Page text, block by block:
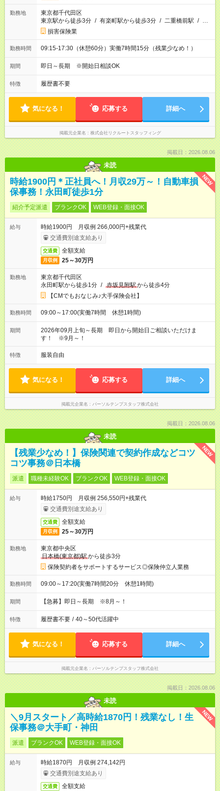
勤務地
東京都千代田区
東京駅から徒歩3分 / 有楽町駅から徒歩3分 / 二重橋前駅 / …
損害保険業
勤務時間 09:15-17:30（休憩60分）実働7時間15分（残業少なめ！）
期間 即日～長期 ※開始日相談OK
特徴 履歴書不要
気になる！ 応募する 詳細へ
掲載元企業名 株式会社リクルートスタッフィング
掲載日：2026.08.06
未読
NEW
時給1900円＊正社員へ！月収29万～！自動車損
保事務！永田町徒歩1分
紹介予定派遣 ブランクOK WEB登録・面接OK
給与
時給1900円 月収例 266,000円+残業代
交通費別途支給あり
交通費 全額支給
月収例 25～30万円
勤務地
東京都千代田区
永田町駅から徒歩1分 / 赤坂見附駅から徒歩4分
【CMでもおなじみ♪大手保険会社】
勤務時間 09:00～17:00(実働7時間 休憩1時間)
期間
2026年09月上旬～長期 即日から開始日ご相談いただけま
す！ ※9月～！
特徴 服装自由
気になる！ 応募する 詳細へ
掲載元企業名 パーソルテンプスタッフ株式会社
掲載日：2026.08.06
未読
NEW
【残業少なめ！】保険関連で契約作成などコツ
コツ事務＠日本橋
派遣 職種未経験OK ブランクOK WEB登録・面接OK
給与
時給1750円 月収例 256,550円+残業代
交通費別途支給あり
交通費 全額支給
月収例 25～30万円
勤務地
東京都中央区
日本橋(東京都)駅から徒歩3分
保険契約者をサポートするサービス◎保険仲立人業務
勤務時間 09:00～17:20(実働7時間20分 休憩1時間)
期間 【急募】即日～長期 ※8月～！
特徴 履歴書不要 / 40～50代活躍中
気になる！ 応募する 詳細へ
掲載元企業名 パーソルテンプスタッフ株式会社
掲載日：2026.08.06
未読
NEW
＼9月スタート／高時給1870円！残業なし！生
保事務＠大手町・神田
派遣 ブランクOK WEB登録・面接OK
給与
時給1870円 月収例 274,142円
交通費別途支給あり
交通費 全額支給